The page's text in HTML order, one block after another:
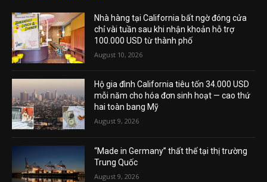
Nhà hàng tại California bất ngờ đóng cửa
chỉ vài tuần sau khi nhận khoản hỗ trợ
100.000 USD từ thành phố
August 10, 2026
Hộ gia đình California tiêu tốn 34.000 USD
mỗi năm cho hóa đơn sinh hoạt — cao thứ
hai toàn bang Mỹ
August 9, 2026
“Made in Germany” thất thế tại thị trường
Trung Quốc
August 9, 2026